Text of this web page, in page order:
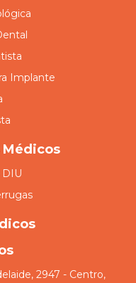
Implante
DIU
2947 - Centro,